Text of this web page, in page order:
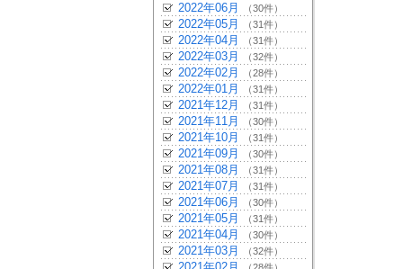
2022年06月 （30件）
2022年05月 （31件）
2022年04月 （31件）
2022年03月 （32件）
2022年02月 （28件）
2022年01月 （31件）
2021年12月 （31件）
2021年11月 （30件）
2021年10月 （31件）
2021年09月 （30件）
2021年08月 （31件）
2021年07月 （31件）
2021年06月 （30件）
2021年05月 （31件）
2021年04月 （30件）
2021年03月 （32件）